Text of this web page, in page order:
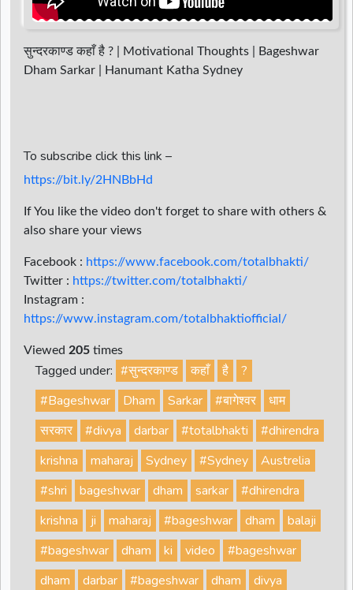
सुन्दरकाण्ड कहाँ है ? | Motivational Thoughts | Bageshwar
Dham Sarkar | Hanumant Katha Sydney
To subscribe click this link –
https://bit.ly/2HNBbHd
If You like the video don't forget to share with others &
also share your views
Facebook : https://www.facebook.com/totalbhakti/
Twitter : https://twitter.com/totalbhakti/
Instagram :
https://www.instagram.com/totalbhaktiofficial/
Viewed 205 times
Tagged under: #सुन्दरकाण्ड कहाँ है
?
#Bageshwar
Dham Sarkar #बागेश्वर
धाम
सरकार
#divya darbar #totalbhakti
#dhirendra
krishna
maharaj Sydney #Sydney
Austrelia
#shri
bageshwar dham sarkar
#dhirendra
krishna
ji maharaj #bageshwar dham
balaji
#bageshwar
dham ki video
#bageshwar
dham
darbar #bageshwar dham
divya